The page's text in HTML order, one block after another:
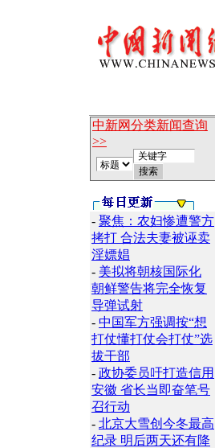
中新网分类新闻查询
>>
- 聚焦：农妇惨遭警方
拷打 合法夫妻被诬卖
淫嫖娼
- 美拟将朝核国际化
朝鲜警告将完全恢复
导弹试射
- 中国军方强调按“想
打仗懂打仗会打仗”选
拔干部
- 政协委员吁打造信用
安徽 省长当即奋笔号
召行动
- 北京大雪创今冬最高
纪录 明后两天还有降